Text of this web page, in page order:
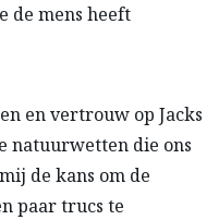
de mens heeft
en vertrouw op Jacks
natuurwetten die ons
de kans om de
paar trucs te